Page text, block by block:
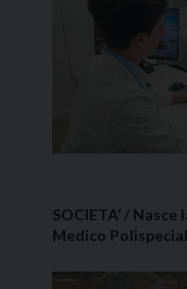
SOCIETA’ /
Medico